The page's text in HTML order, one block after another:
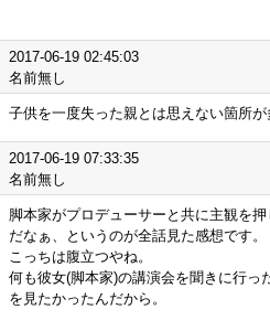
2017-06-19 02:45:03
名前無し
子供を一度失った親とは思えない箇所が
2017-06-19 07:33:35
名前無し
脚本家がプロデューサーと共に主観を
だなぁ、というのが全話見た感想です。
こっちは腹立つやね。
何も彼女(脚本家)の講演会を聞きに行っ
を見たかったんだから。